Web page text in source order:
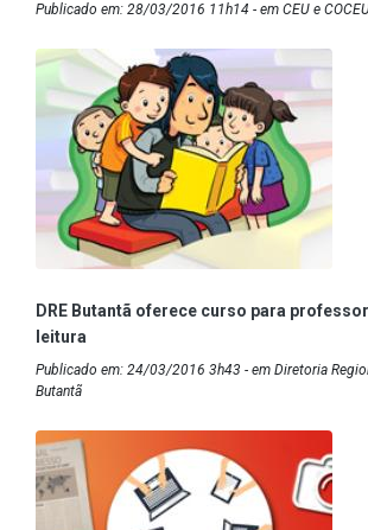
Publicado em: 28/03/2016 11h14 - em CEU e
DRE Butantã oferece curso para
leitura
Publicado em: 24/03/2016 3h43 - em Diretoria
Butantã